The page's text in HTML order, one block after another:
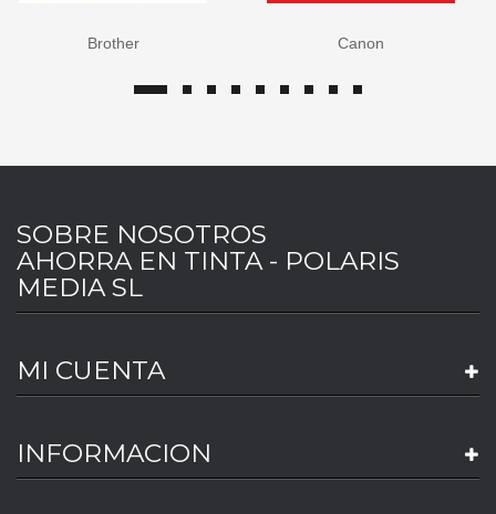
Brother Canon
SOBRE NOSOTROS
AHORRA EN TINTA - POLARIS
MEDIA SL
MI CUENTA
INFORMACION